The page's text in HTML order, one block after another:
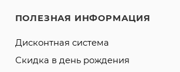
ПОЛЕЗНАЯ ИНФОРМАЦИЯ
Дисконтная система
Скидка в день рождения